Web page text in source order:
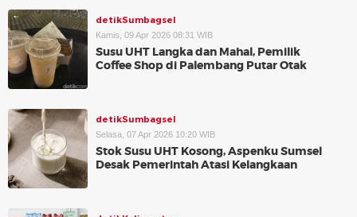
detikSumbagsel
Kamis, 09 Apr 2026 08:31 WIB
Susu UHT Langka dan Mahal, Pemilik
Coffee Shop di Palembang Putar Otak
detikSumbagsel
Selasa, 07 Apr 2026 10:20 WIB
Stok Susu UHT Kosong, Aspenku Sumsel
Desak Pemerintah Atasi Kelangkaan